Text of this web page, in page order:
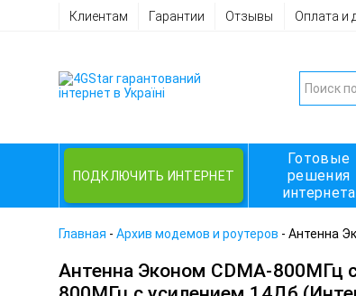
Клиентам Гарантии Отзывы Оплата и
ПОДКЛЮЧИТЬ ИНТЕРНЕТ
Готовые
решения
интернета
Главная - Архив модемов и роутеров - Антенна
Антенна Эконом CDMA-800МГц